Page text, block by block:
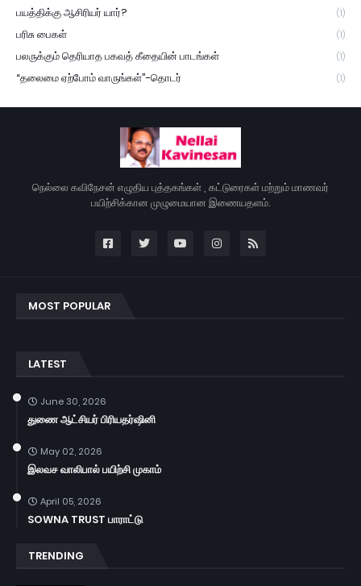
பயத்திக்கு ஆசிரியர் யார்? (1)
பரிசு பைகள் (1)
பலருக்கும் தெரியாத பகவத் கீதையின் பாடங்கள் (1)
“தலைமை ஏற்போம் வாருங்கள்”-தொடர் (1)
நெல்லை கவிநேசன் எழுதிய புத்தகங்கள் , கட்டுரைகள் மற்றும் மாணவர்
பயிற்சிக்கான முழுமையான இணையதளம்.
MOST POPULAR
LATEST
June 30, 2026
துணை ஆட்சியர் பிரியதர்ஷினி
May 02, 2026
இலவச வாலிபால் பயிற்சி முகாம்
April 05, 2026
SOWNA TRUST பாராட்டு
TRENDING